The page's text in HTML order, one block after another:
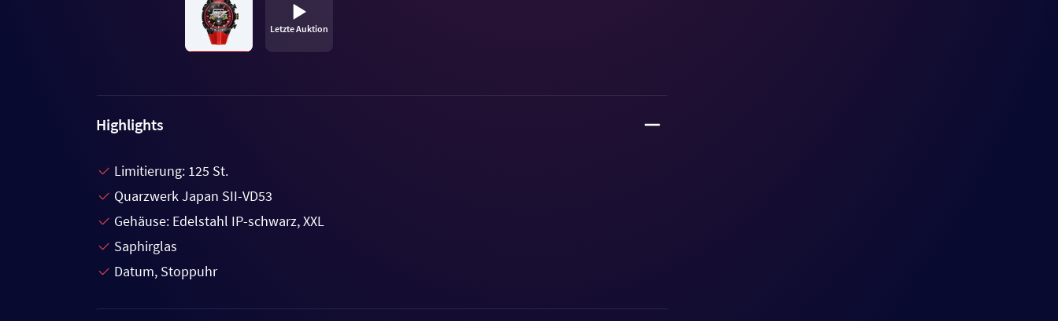
Letzte Auktion
Highlights
Limitierung: 125 St.
Quarzwerk Japan SII-VD53
Gehäuse: Edelstahl IP-schwarz, XXL
Saphirglas
Datum, Stoppuhr